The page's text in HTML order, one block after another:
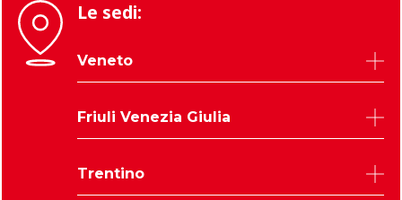
Le sedi:
Veneto
Belluno
Treviso
Friuli Venezia Giulia
Udine
Trentino